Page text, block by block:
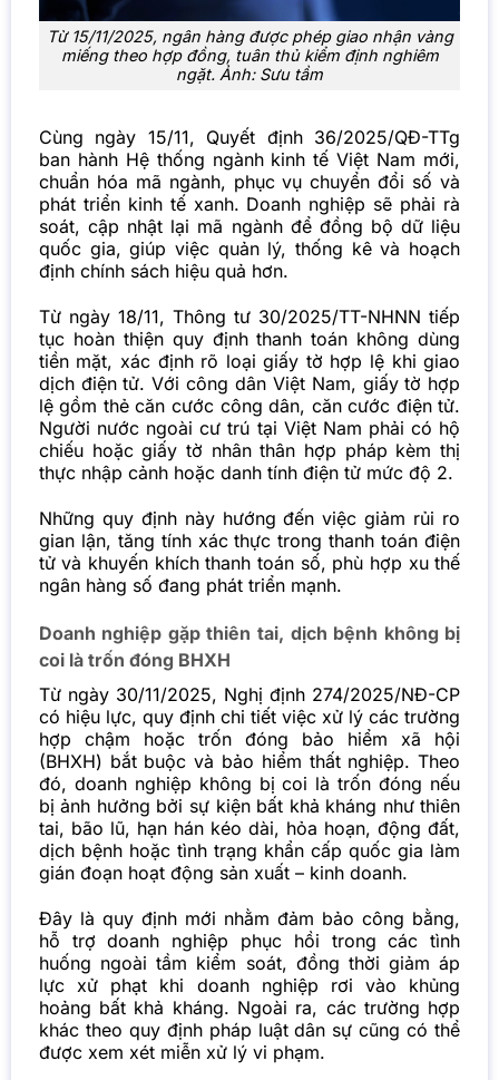
Từ 15/11/2025, ngân hàng được phép giao nhận vàng
miếng theo hợp đồng, tuân thủ kiểm định nghiêm
ngặt. Ảnh: Sưu tầm
Cùng ngày 15/11, Quyết định 36/2025/QĐ-TTg
ban hành Hệ thống ngành kinh tế Việt Nam mới,
chuẩn hóa mã ngành, phục vụ chuyển đổi số và
phát triển kinh tế xanh. Doanh nghiệp sẽ phải rà
soát, cập nhật lại mã ngành để đồng bộ dữ liệu
quốc gia, giúp việc quản lý, thống kê và hoạch
định chính sách hiệu quả hơn.
Từ ngày 18/11, Thông tư 30/2025/TT-NHNN tiếp
tục hoàn thiện quy định thanh toán không dùng
tiền mặt, xác định rõ loại giấy tờ hợp lệ khi giao
dịch điện tử. Với công dân Việt Nam, giấy tờ hợp
lệ gồm thẻ căn cước công dân, căn cước điện tử.
Người nước ngoài cư trú tại Việt Nam phải có hộ
chiếu hoặc giấy tờ nhân thân hợp pháp kèm thị
thực nhập cảnh hoặc danh tính điện tử mức độ 2.
Những quy định này hướng đến việc giảm rủi ro
gian lận, tăng tính xác thực trong thanh toán điện
tử và khuyến khích thanh toán số, phù hợp xu thế
ngân hàng số đang phát triển mạnh.
Doanh nghiệp gặp thiên tai, dịch bệnh không bị
coi là trốn đóng BHXH
Từ ngày 30/11/2025, Nghị định 274/2025/NĐ-CP
có hiệu lực, quy định chi tiết việc xử lý các trường
hợp chậm hoặc trốn đóng bảo hiểm xã hội
(BHXH) bắt buộc và bảo hiểm thất nghiệp. Theo
đó, doanh nghiệp không bị coi là trốn đóng nếu
bị ảnh hưởng bởi sự kiện bất khả kháng như thiên
tai, bão lũ, hạn hán kéo dài, hỏa hoạn, động đất,
dịch bệnh hoặc tình trạng khẩn cấp quốc gia làm
gián đoạn hoạt động sản xuất – kinh doanh.
Đây là quy định mới nhằm đảm bảo công bằng,
hỗ trợ doanh nghiệp phục hồi trong các tình
huống ngoài tầm kiểm soát, đồng thời giảm áp
lực xử phạt khi doanh nghiệp rơi vào khủng
hoảng bất khả kháng. Ngoài ra, các trường hợp
khác theo quy định pháp luật dân sự cũng có thể
được xem xét miễn xử lý vi phạm.